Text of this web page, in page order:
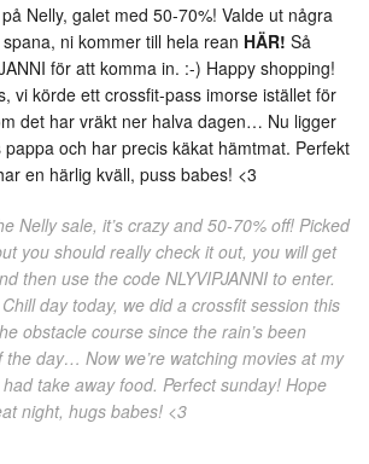
Nelly, galet med 50-70%! Valde ut några
ni kommer till hela rean HÄR! Så
för att komma in. :-) Happy shopping!
vi körde ett crossfit-pass imorse istället för
det har vräkt ner halva dagen… Nu ligger
och har precis käkat hämtmat. Perfekt
en härlig kväll, puss babes! <3
Nelly sale, it’s crazy and 50-70% off! Picked
you should really check it out, you will get
then use the code NLYVIPJANNI to enter.
day today, we did a crossfit session this
obstacle course since the rain’s been
day… Now we’re watching movies at my
take away food. Perfect sunday! Hope
night, hugs babes! <3